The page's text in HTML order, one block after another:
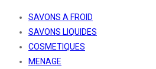
SAVONS A FROID
SAVONS LIQUIDES
COSMETIQUES
MENAGE